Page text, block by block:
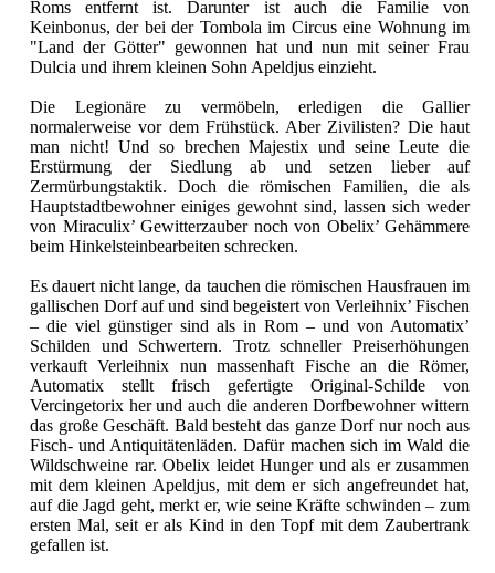
Roms entfernt ist. Darunter ist auch die Familie von
Keinbonus, der bei der Tombola im Circus eine Wohnung im
"Land der Götter" gewonnen hat und nun mit seiner Frau
Dulcia und ihrem kleinen Sohn Apeldjus einzieht.
Die Legionäre zu vermöbeln, erledigen die Gallier
normalerweise vor dem Frühstück. Aber Zivilisten? Die haut
man nicht! Und so brechen Majestix und seine Leute die
Erstürmung der Siedlung ab und setzen lieber auf
Zermürbungstaktik. Doch die römischen Familien, die als
Hauptstadtbewohner einiges gewohnt sind, lassen sich weder
von Miraculix’ Gewitterzauber noch von Obelix’ Gehämmere
beim Hinkelsteinbearbeiten schrecken.
Es dauert nicht lange, da tauchen die römischen Hausfrauen im
gallischen Dorf auf und sind begeistert von Verleihnix’ Fischen
– die viel günstiger sind als in Rom – und von Automatix’
Schilden und Schwertern. Trotz schneller Preiserhöhungen
verkauft Verleihnix nun massenhaft Fische an die Römer,
Automatix stellt frisch gefertigte Original-Schilde von
Vercingetorix her und auch die anderen Dorfbewohner wittern
das große Geschäft. Bald besteht das ganze Dorf nur noch aus
Fisch- und Antiquitätenläden. Dafür machen sich im Wald die
Wildschweine rar. Obelix leidet Hunger und als er zusammen
mit dem kleinen Apeldjus, mit dem er sich angefreundet hat,
auf die Jagd geht, merkt er, wie seine Kräfte schwinden – zum
ersten Mal, seit er als Kind in den Topf mit dem Zaubertrank
gefallen ist.